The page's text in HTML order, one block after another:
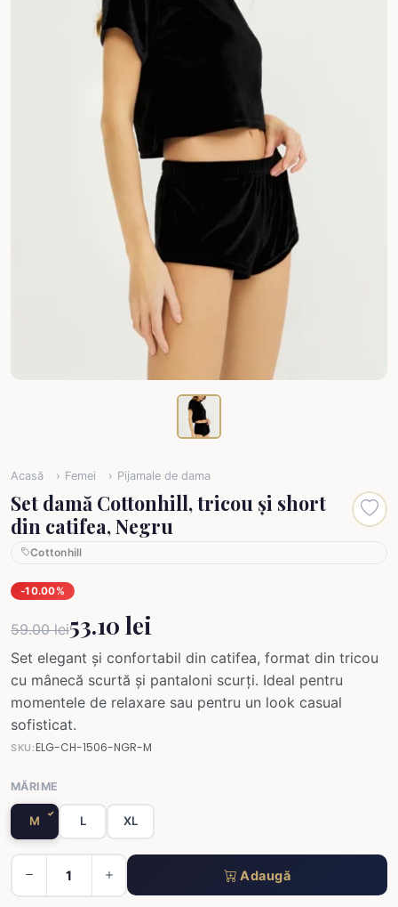
Acasă Femei Pijamale de dama
Set damă Cottonhill, tricou și short
din catifea, Negru
Cottonhill
-10.00%
59.00 lei53.10 lei
Set elegant și confortabil din catifea, format din tricou
cu mânecă scurtă și pantaloni scurți. Ideal pentru
momentele de relaxare sau pentru un look casual
sofisticat.
SKU:ELG-CH-1506-NGR-M
MĂRIME
M L XL
Adaugă